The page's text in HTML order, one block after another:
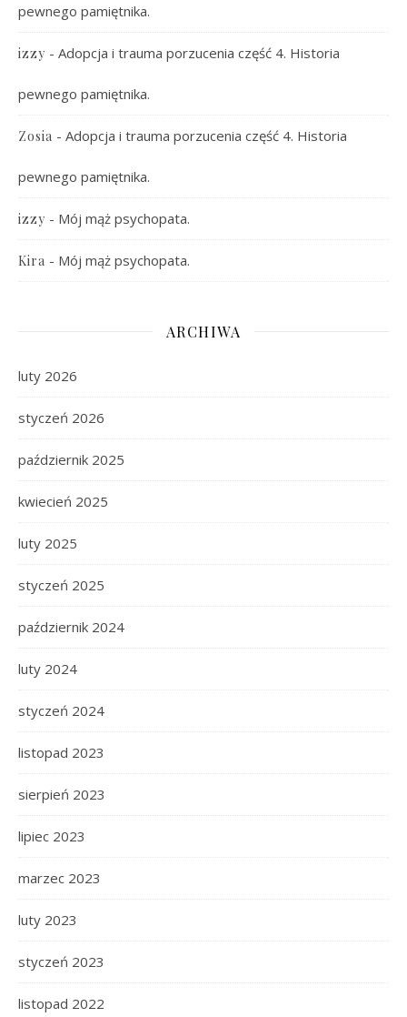
pewnego pamiętnika.
izzy - Adopcja i trauma porzucenia część 4. Historia
pewnego pamiętnika.
Zosia - Adopcja i trauma porzucenia część 4. Historia
pewnego pamiętnika.
izzy - Mój mąż psychopata.
Kira - Mój mąż psychopata.
ARCHIWA
luty 2026
styczeń 2026
październik 2025
kwiecień 2025
luty 2025
styczeń 2025
październik 2024
luty 2024
styczeń 2024
listopad 2023
sierpień 2023
lipiec 2023
marzec 2023
luty 2023
styczeń 2023
listopad 2022